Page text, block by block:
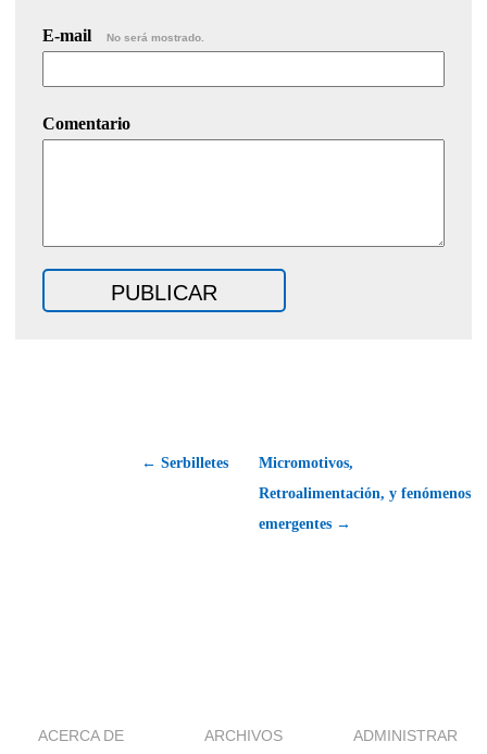
E-mail No será mostrado.
Comentario
← Serbilletes
Micromotivos,
Retroalimentación, y fenómenos
emergentes →
ACERCA DE ARCHIVOS ADMINISTRAR